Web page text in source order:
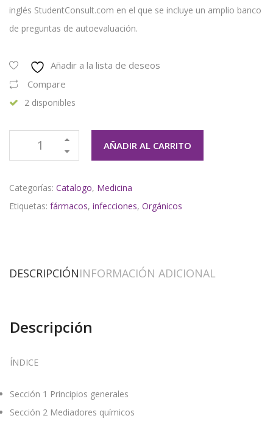
inglés StudentConsult.com en el que se incluye un amplio banco
de preguntas de autoevaluación.
Añadir a la lista de deseos
Compare
2 disponibles
AÑADIR AL CARRITO
Categorías: Catalogo, Medicina
Etiquetas: fármacos, infecciones, Orgánicos
DESCRIPCIÓNINFORMACIÓN ADICIONAL
Descripción
ÍNDICE
Sección 1 Principios generales
Sección 2 Mediadores químicos